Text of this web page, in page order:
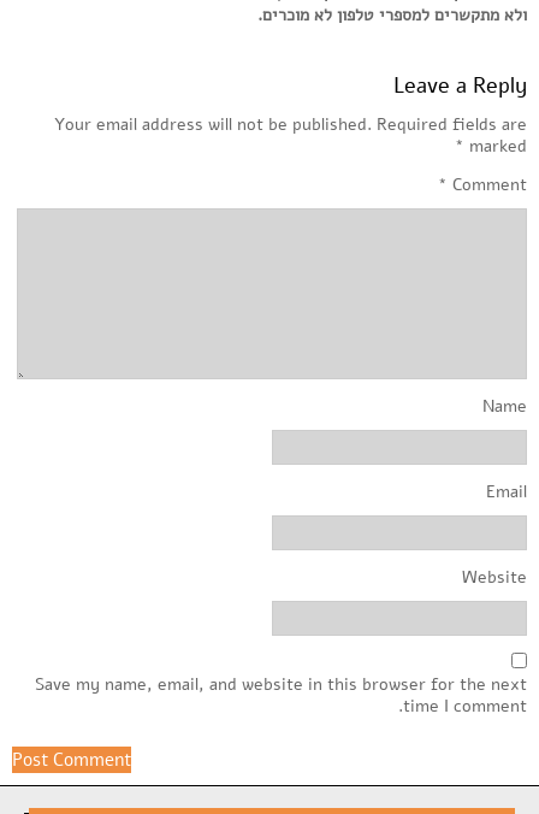
ולא מתקשרים למספרי טלפון לא מוכרים.
Leave a Reply
Your email address will not be published. Required fields are
marked
*
Comment
*
Name
Email
Website
Save my name, email, and website in this browser for the next
time I comment.